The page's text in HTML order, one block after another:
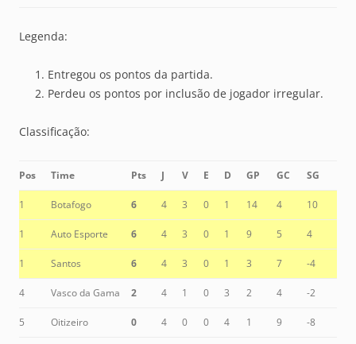
Legenda:
Entregou os pontos da partida.
Perdeu os pontos por inclusão de jogador irregular.
Classificação:
Pos Time Pts J V E D GP GC SG
1 Botafogo 6 4 3 0 1 14 4 10
1 Auto Esporte 6 4 3 0 1 9 5 4
1 Santos 6 4 3 0 1 3 7 -4
4 Vasco da Gama 2 4 1 0 3 2 4 -2
5 Oitizeiro 0 4 0 0 4 1 9 -8